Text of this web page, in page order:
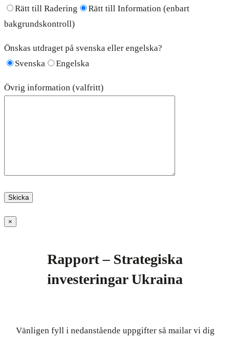
Rätt till Radering
Rätt till Information (enbart
bakgrundskontroll)
Önskas utdraget på svenska eller engelska?
Svenska
Engelska
Övrig information (valfritt)
×
Rapport – Strategiska
investeringar Ukraina
Vänligen fyll i nedanstående uppgifter så mailar vi dig